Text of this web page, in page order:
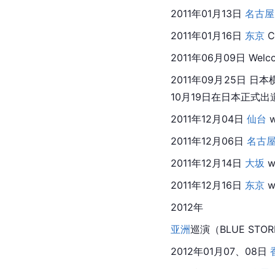
2011年01月13日 名古屋
2011年01月16日 东京
2011年06月09日
2011年09月25日 日本
10月19日在日本正式出
2011年12月04日 仙台
2011年12月06日 名古
2011年12月14日 大坂
2011年12月16日 东京
2012年
亚洲巡演（BLUE
2012年01月07、08日